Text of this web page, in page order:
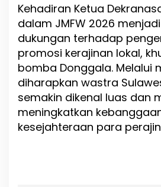
Kehadiran Ketua
dalam JMFW 2026
dukungan terhadap
promosi kerajinan lokal,
bomba Donggala. Melalui
diharapkan wastra
semakin dikenal luas dan
meningkatkan
kesejahteraan para